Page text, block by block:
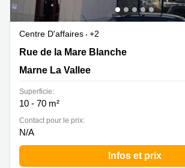
Centre D'affaires
+2
6 rue de la Mare Blanche, Marne La Vallee
Rue de la Mare Blanche
Marne La Vallee
Superficie:
10 - 70 m²
Contact pour le prix:
N/A
Infos et prix